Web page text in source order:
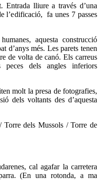
lliure a través d’una
l’edificació, fa unes 7 passes
aquesta construcció
d’anys més. Les parets tenen
de volta de canó. Els carreus
dels angles inferiors
molt la presa de fotografies,
dels voltants des d’aquesta
Torre dels Mussols / Torre de
cal agafar la carretera
(En una rotonda, a ma